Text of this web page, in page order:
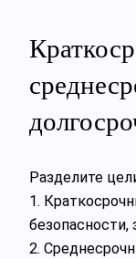
Разделите
1.
безопасности,
2.